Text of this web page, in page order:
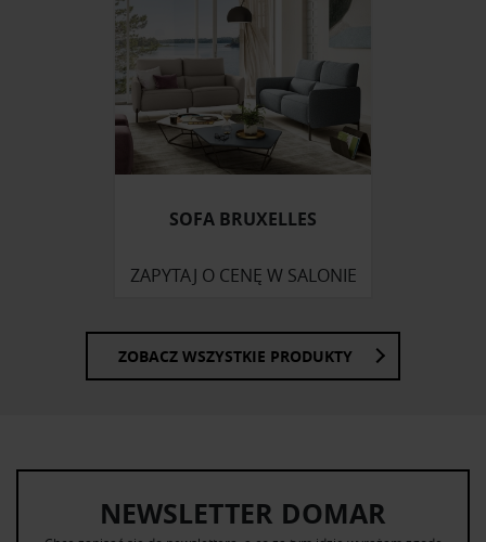
SOFA BRUXELLES
ZAPYTAJ O CENĘ W SALONIE
ZOBACZ WSZYSTKIE PRODUKTY
NEWSLETTER DOMAR